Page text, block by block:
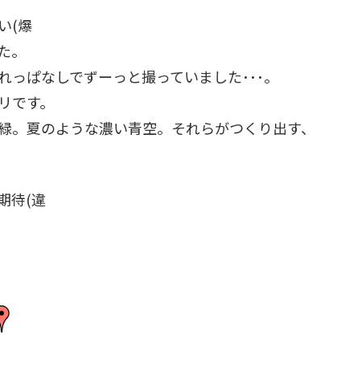
(爆
ぱなしでずーっと撮っていました･･･。
す。
夏のような濃い青空。それらがつくり出す、
待(違